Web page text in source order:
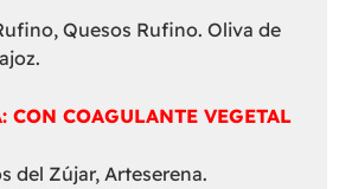
Quesos Rufino. Oliva de
CON COAGULANTE VEGETAL
del Zújar, Arteserena.